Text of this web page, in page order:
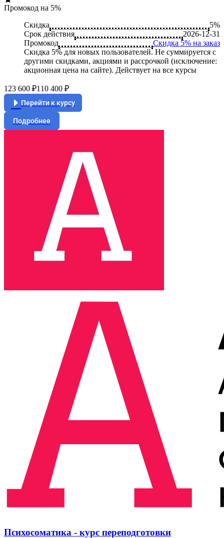
Промокод на 5%
Скидка
5%
Срок действия
2026-12-31
Промокод
Скидка 5% на заказ
Скидка 5% для новых пользователей. Не суммируется c
другими скидками, акциями и рассрочкой (исключение:
акционная цена на сайте). Действует на все курсы
123 600 ₽110 400 ₽
Перейти к курсу
Подробнее
Психосоматика - курс переподготовки